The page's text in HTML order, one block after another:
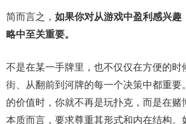
简而言之， 如果你对从游戏中盈利感兴趣
略中至关重要。
不是在某一手牌里，也不仅仅在方便的时
街、从翻前到河牌的每一个决策中都重要
的价值时，你就不再是玩扑克，而是在赌
本质而言，要求尊重其形式和内在结构。